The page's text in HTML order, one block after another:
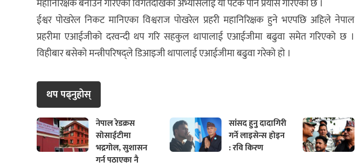
महानिरिक्षक बनाउने गरिएको विगतदेखिको अभ्यासलाई यो पटक पनि प्रयास गरिएको छ ।
ईश्वर पोखरेल निकट मानिएका विश्वराज पोखरेल प्रहरी महानिरिक्षक हुने भएपछि अहिले नेपाल
प्रहरीमा एआईजीको दरवन्दी थप गरि सहकुल थापालाई एआईजीमा बढुवा समेत गरिएको छ ।
विहीबार बसेको मन्त्रीपरिषद्ले डिआइजी थापालाई एआईजीमा बढुवा गरेको हो ।
थप पढ्नुहाेस्
नेपाल रेडक्रस
सोसाईटीमा
भद्रगोल, सुशासन
गर्न पठाएका नै
सांसद हुनु दादागिरी
गर्ने लाइसेन्स होइन
: रवि किरण